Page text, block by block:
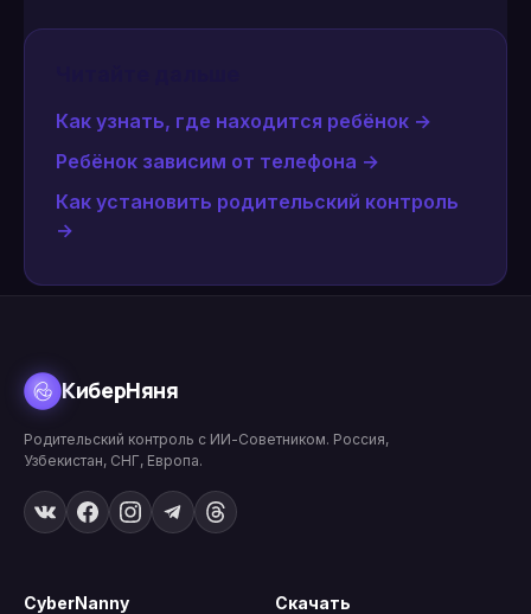
Как узнать, где находится ребёнок →
Ребёнок зависим от телефона →
Как установить родительский контроль
→
КиберНяня
Родительский контроль с ИИ-Советником. Россия,
Узбекистан, СНГ, Европа.
CyberNanny Скачать